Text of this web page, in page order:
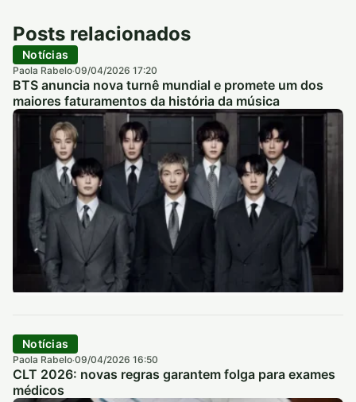
Posts relacionados
Notícias
Paola Rabelo·09/04/2026 17:20
BTS anuncia nova turnê mundial e promete um dos
maiores faturamentos da história da música
Notícias
Paola Rabelo·09/04/2026 16:50
CLT 2026: novas regras garantem folga para exames
médicos